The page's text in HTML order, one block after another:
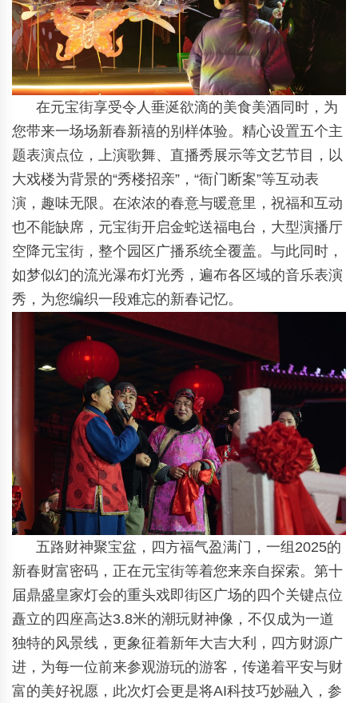
在元宝街享受令人垂涎欲滴的美食美酒同时，为
您带来一场场新春新禧的别样体验。精心设置五个主
题表演点位，上演歌舞、直播秀展示等文艺节目，以
大戏楼为背景的“秀楼招亲”，“衙门断案”等互动表
演，趣味无限。在浓浓的春意与暖意里，祝福和互动
也不能缺席，元宝街开启金蛇送福电台，大型演播厅
空降元宝街，整个园区广播系统全覆盖。与此同时，
如梦似幻的流光瀑布灯光秀，遍布各区域的音乐表演
秀，为您编织一段难忘的新春记忆。
五路财神聚宝盆，四方福气盈满门，一组2025的
新春财富密码，正在元宝街等着您来亲自探索。第十
届鼎盛皇家灯会的重头戏即街区广场的四个关键点位
矗立的四座高达3.8米的潮玩财神像，不仅成为一道
独特的风景线，更象征着新年大吉大利，四方财源广
进，为每一位前来参观游玩的游客，传递着平安与财
富的美好祝愿，此次灯会更是将AI科技巧妙融入，参